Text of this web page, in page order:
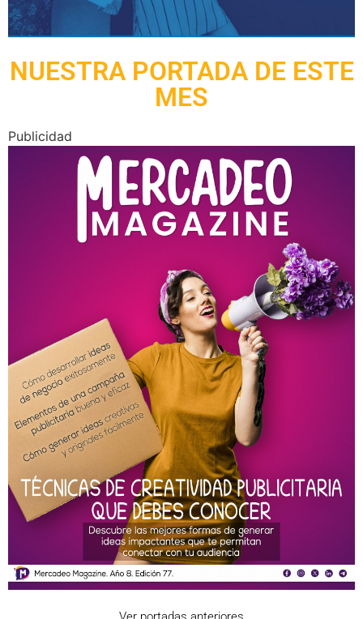
NUESTRA PORTADA DE ESTE
MES
Publicidad